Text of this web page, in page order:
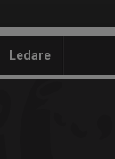
Ledare